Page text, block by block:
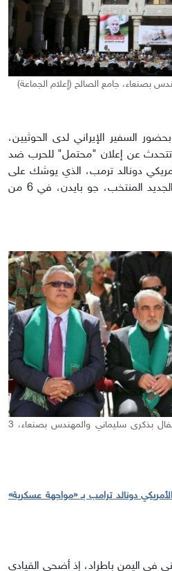
بصنعاء، جامع الصالح (إعلام الجماعة)
السفير الإيراني لدى الحوثيين،
تتحدث عن إعلان "محتمل" للحرب ضد
دونالد ترمب، الذي يوشك على
تسليم البيت الأبيض للرئيس الجديد المنتخب، جو بايدن، في 6 من
في الوسط: حسن إيرلو، من الاحتفال بذكرى سليماني والمهندس بصنعاء، 3
دونالد ترامب بـ «مواجهة عسكرية»
في اليمن باطراد، إذ أضحى القيادي